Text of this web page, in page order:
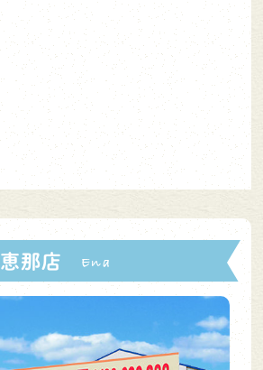
恵那店